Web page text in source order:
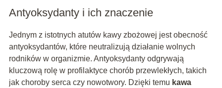
Antyoksydanty i ich znaczenie
Jednym z istotnych atutów kawy zbożowej jest obecność
antyoksydantów, które neutralizują działanie wolnych
rodników w organizmie. Antyoksydanty odgrywają
kluczową rolę w profilaktyce chorób przewlekłych, takich
jak choroby serca czy nowotwory. Dzięki temu kawa